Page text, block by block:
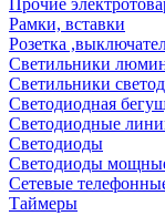
Прочие
Рамки, вставки
Розетка
Светильники
Светильники
Светодиодная
Светодиодные
Светодиоды
Светодиоды
Сетевые
Таймеры